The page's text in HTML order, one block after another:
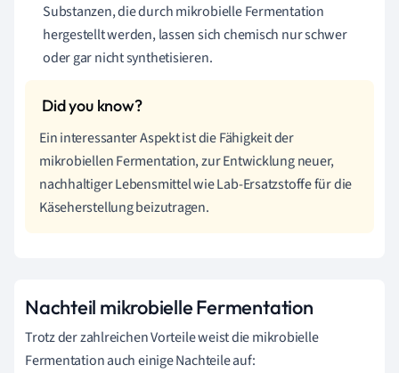
Substanzen, die durch mikrobielle Fermentation
hergestellt werden, lassen sich chemisch nur schwer
oder gar nicht synthetisieren.
Ein interessanter Aspekt ist die Fähigkeit der
mikrobiellen Fermentation, zur Entwicklung neuer,
nachhaltiger Lebensmittel wie Lab-Ersatzstoffe für die
Käseherstellung beizutragen.
Nachteil mikrobielle Fermentation
Trotz der zahlreichen Vorteile weist die mikrobielle
Fermentation auch einige Nachteile auf: